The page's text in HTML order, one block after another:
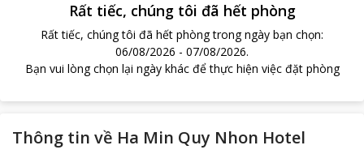
Rất tiếc, chúng tôi đã hết phòng
Rất tiếc, chúng tôi đã hết phòng trong ngày bạn chọn:
06/08/2026 - 07/08/2026.
Bạn vui lòng chọn lại ngày khác để thực hiện việc đặt phòng
Thông tin về Ha Min Quy Nhon Hotel